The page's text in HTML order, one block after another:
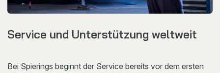
Service und Unterstützung weltweit
Bei Spierings beginnt der Service bereits vor dem ersten